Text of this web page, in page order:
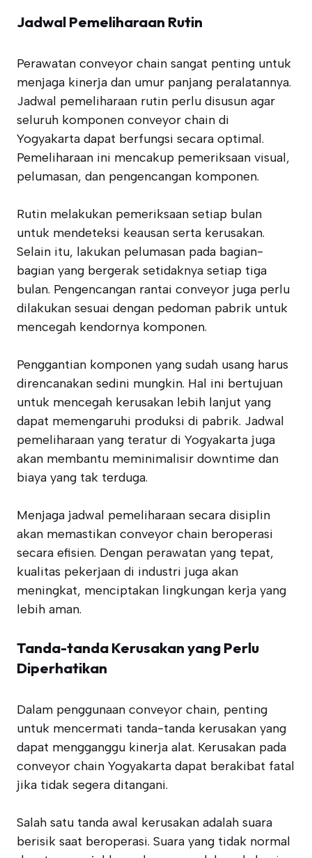
Jadwal Pemeliharaan Rutin
Perawatan conveyor chain sangat penting untuk
menjaga kinerja dan umur panjang peralatannya.
Jadwal pemeliharaan rutin perlu disusun agar
seluruh komponen conveyor chain di
Yogyakarta dapat berfungsi secara optimal.
Pemeliharaan ini mencakup pemeriksaan visual,
pelumasan, dan pengencangan komponen.
Rutin melakukan pemeriksaan setiap bulan
untuk mendeteksi keausan serta kerusakan.
Selain itu, lakukan pelumasan pada bagian-
bagian yang bergerak setidaknya setiap tiga
bulan. Pengencangan rantai conveyor juga perlu
dilakukan sesuai dengan pedoman pabrik untuk
mencegah kendornya komponen.
Penggantian komponen yang sudah usang harus
direncanakan sedini mungkin. Hal ini bertujuan
untuk mencegah kerusakan lebih lanjut yang
dapat memengaruhi produksi di pabrik. Jadwal
pemeliharaan yang teratur di Yogyakarta juga
akan membantu meminimalisir downtime dan
biaya yang tak terduga.
Menjaga jadwal pemeliharaan secara disiplin
akan memastikan conveyor chain beroperasi
secara efisien. Dengan perawatan yang tepat,
kualitas pekerjaan di industri juga akan
meningkat, menciptakan lingkungan kerja yang
lebih aman.
Tanda-tanda Kerusakan yang Perlu
Diperhatikan
Dalam penggunaan conveyor chain, penting
untuk mencermati tanda-tanda kerusakan yang
dapat mengganggu kinerja alat. Kerusakan pada
conveyor chain Yogyakarta dapat berakibat fatal
jika tidak segera ditangani.
Salah satu tanda awal kerusakan adalah suara
berisik saat beroperasi. Suara yang tidak normal